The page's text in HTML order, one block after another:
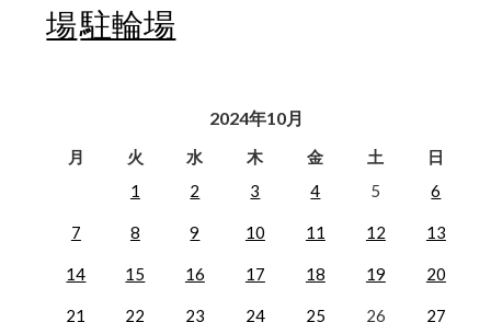
場駐輪場
2024年10月
月 火 水 木 金 土
日
1
2 3 4 5 6
7 8 9 10 11 12 13
14 15 16 17 18 19 20
21 22 23 24 25 26 27